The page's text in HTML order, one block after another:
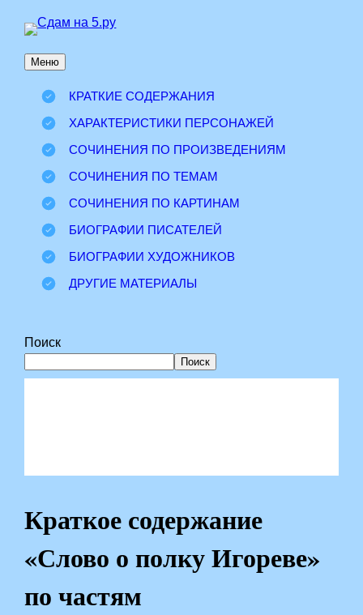
Перейти
содержимому
Меню
КРАТКИЕ СОДЕРЖАНИЯ
ХАРАКТЕРИСТИКИ ПЕРСОНАЖЕЙ
СОЧИНЕНИЯ ПО ПРОИЗВЕДЕНИЯМ
СОЧИНЕНИЯ ПО ТЕМАМ
СОЧИНЕНИЯ ПО КАРТИНАМ
БИОГРАФИИ ПИСАТЕЛЕЙ
БИОГРАФИИ ХУДОЖНИКОВ
ДРУГИЕ МАТЕРИАЛЫ
Поиск
Поиск
Краткое содержание
«Слово о полку Игореве»
по частям